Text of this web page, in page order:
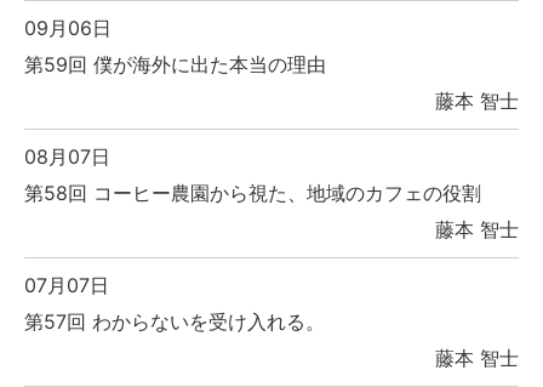
09月06日
第59回 僕が海外に出た本当の理由
藤本 智士
08月07日
第58回 コーヒー農園から視た、地域のカフェの役割
藤本 智士
07月07日
第57回 わからないを受け入れる。
藤本 智士